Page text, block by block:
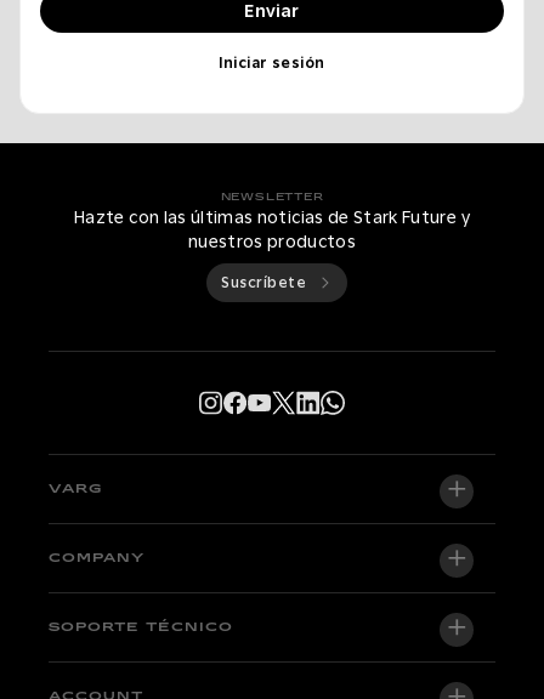
Enviar
Iniciar sesión
NEWSLETTER
Hazte con las últimas noticias de Stark Future y
nuestros productos
Suscríbete
VARG
VARG EX
Factory Edition
COMPANY
Quiénes somos
SOPORTE TÉCNICO
ACCOUNT